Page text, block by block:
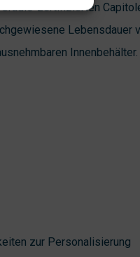
zertifizierten
Lebensdauer
Innenbehälter.
zur Personalisierung